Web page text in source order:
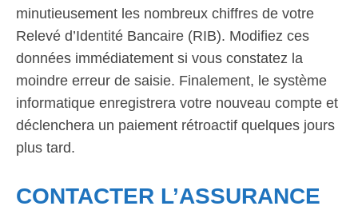
minutieusement les nombreux chiffres de votre
Relevé d’Identité Bancaire (RIB). Modifiez ces
données immédiatement si vous constatez la
moindre erreur de saisie. Finalement, le système
informatique enregistrera votre nouveau compte et
déclenchera un paiement rétroactif quelques jours
plus tard.
CONTACTER L’ASSURANCE